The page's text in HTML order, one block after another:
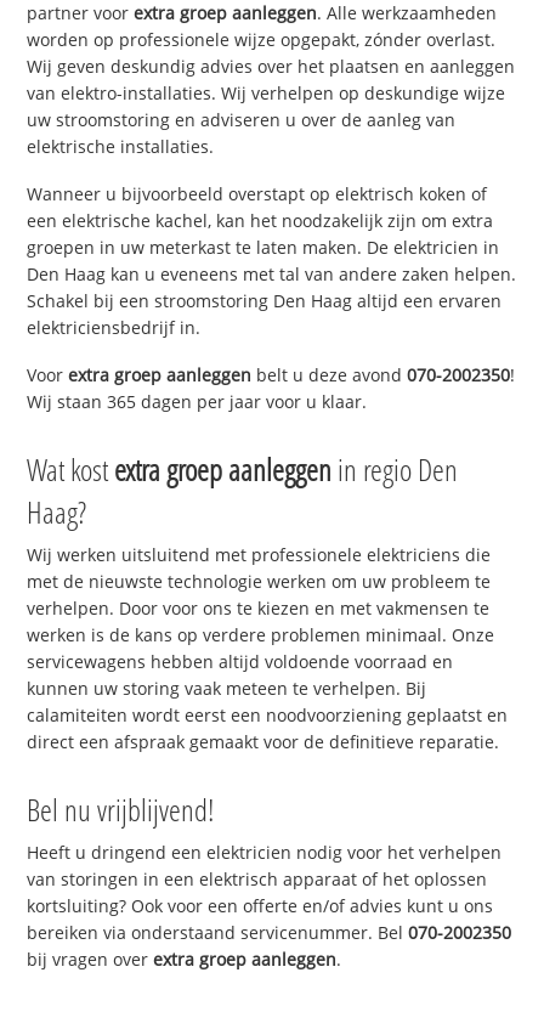
partner voorextra groep aanleggen. Alle werkzaamheden
worden op professionele wijze opgepakt, zónder overlast.
Wij geven deskundig advies over het plaatsen en aanleggen
van elektro-installaties. Wij verhelpen op deskundige wijze
uw stroomstoring en adviseren u over de aanleg van
elektrische installaties.
Wanneer u bijvoorbeeld overstapt op elektrisch koken of
een elektrische kachel, kan het noodzakelijk zijn om extra
groepen in uw meterkast te laten maken. De elektricien in
Den Haag kan u eveneens met tal van andere zaken helpen.
Schakel bij een stroomstoring Den Haag altijd een ervaren
elektriciensbedrijf in.
Voorextra groep aanleggen belt u deze avond070-2002350!
Wij staan 365 dagen per jaar voor u klaar.
Wat kostextra groep aanleggen in regio Den
Haag?
Wij werken uitsluitend met professionele elektriciens die
met de nieuwste technologie werken om uw probleem te
verhelpen. Door voor ons te kiezen en met vakmensen te
werken is de kans op verdere problemen minimaal. Onze
servicewagens hebben altijd voldoende voorraad en
kunnen uw storing vaak meteen te verhelpen. Bij
calamiteiten wordt eerst een noodvoorziening geplaatst en
direct een afspraak gemaakt voor de definitieve reparatie.
Bel nu vrijblijvend!
Heeft u dringend een elektricien nodig voor het verhelpen
van storingen in een elektrisch apparaat of het oplossen
kortsluiting? Ook voor een offerte en/of advies kunt u ons
bereiken via onderstaand servicenummer. Bel070-2002350
bij vragen overextra groep aanleggen.